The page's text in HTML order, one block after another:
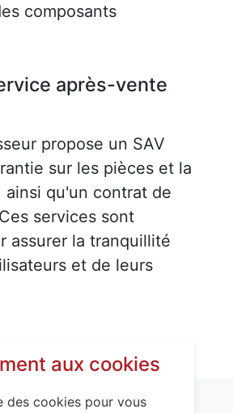
composants
après-vente
propose un SAV
sur les pièces et la
qu'un contrat de
services sont
assurer la tranquillité
et de leurs
escalier
Aisne (02)
aux cookies
des cookies pour vous